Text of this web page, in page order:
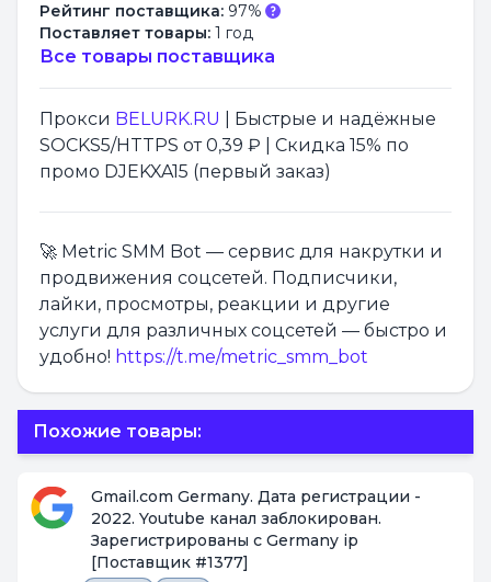
Рейтинг поставщика: 97%
Поставляет товары: 1 год
Все товары поставщика
Прокси BELURK.RU
| Быстрые и надёжные
SOCKS5/HTTPS от 0,39 ₽ | Скидка 15% по
промо DJEKXA15 (первый заказ)
🚀 Metric SMM Bot — сервис для накрутки и
продвижения соцсетей. Подписчики,
лайки, просмотры, реакции и другие
услуги для различных соцсетей — быстро и
удобно! https://t.me/metric_smm_bot
Похожие товары:
Gmail.com Germany. Дата регистрации -
2022. Youtube канал заблокирован.
Зарегистрированы с Germany ip
[Поставщик #1377]